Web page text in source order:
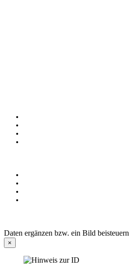
Daten ergänzen bzw. ein Bild beisteuern
×